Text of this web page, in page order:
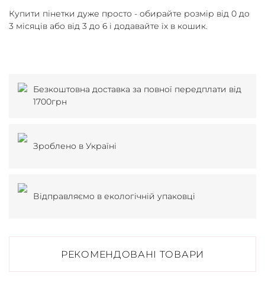
Купити пінетки дуже просто - обирайте розмір від 0 до
3 місяців або від 3 до 6 і додавайте їх в кошик.
Безкоштовна доставка за повної передплати від
1700грн
Зроблено в Україні
Відправляємо в екологічній упаковці
РЕКОМЕНДОВАНІ ТОВАРИ